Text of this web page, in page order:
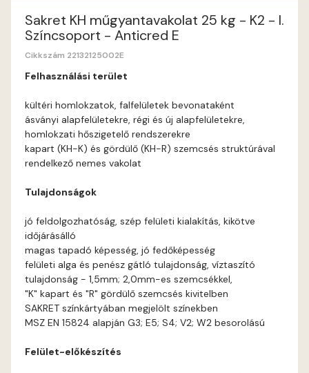
Apple E
Arsenic E
Ash D
Blood-orange E
Bone A
Sakret KH műgyantavakolat 25 kg - K2 - I.
Színcsoport - Anticred E
Cikkszám 22132125002E
Felhasználási terület
kültéri homlokzatok, falfelületek bevonataként
ásványi alapfelületekre, régi és új alapfelületekre,
homlokzati hőszigetelő rendszerekre
kapart (KH-K) és gördülő (KH-R) szemcsés struktúrával
rendelkező nemes vakolat
Tulajdonságok
jó feldolgozhatóság, szép felületi kialakítás, kikötve
időjárásálló
magas tapadó képesség, jó fedőképesség
felületi alga és penész gátló tulajdonság, víztaszító
tulajdonság - 1,5mm; 2,0mm-es szemcsékkel,
"K" kapart és "R" gördülő szemcsés kivitelben
SAKRET színkártyában megjelölt színekben
MSZ EN 15824 alapján G3; E5; S4; V2; W2 besorolású
Felület-előkészítés